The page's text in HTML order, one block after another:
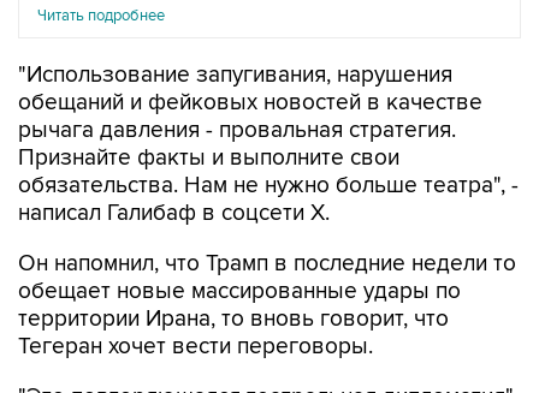
Читать подробнее
"Использование запугивания, нарушения
обещаний и фейковых новостей в качестве
рычага давления - провальная стратегия.
Признайте факты и выполните свои
обязательства. Нам не нужно больше театра", -
написал Галибаф в соцсети X.
Он напомнил, что Трамп в последние недели то
обещает новые массированные удары по
территории Ирана, то вновь говорит, что
Тегеран хочет вести переговоры.